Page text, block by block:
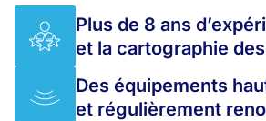
Plus de 8 ans
et la cartographie
Des équipements
et régulièrement